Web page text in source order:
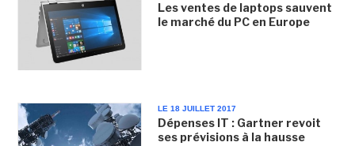
Les ventes de laptops sauvent
le marché du PC en Europe
LE 18 JUILLET 2017
Dépenses IT : Gartner revoit
ses prévisions à la hausse